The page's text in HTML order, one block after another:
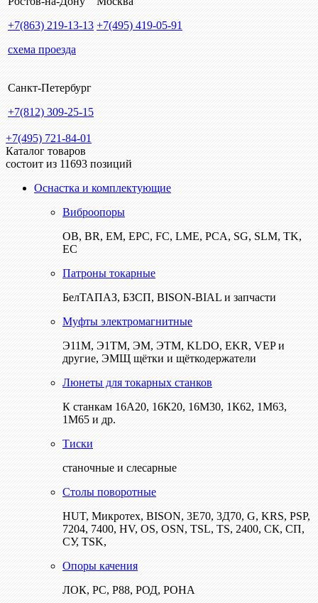
+7(863) 219-13-13
схема проезда
+7(495) 419-05-91
Санкт-Петербург
+7(812) 309-25-15
+7(495) 721-84-01
Каталог товаров
состоит из 11693 позиций
Оснастка и комплектующие
Виброопоры
ОВ, BR, EM, EPC, FC, LME, PCA, SG, SLM, TK,
EC
Патроны токарные
БелТАПАЗ, БЗСП, BISON-BIAL и запчасти
Муфты электромагнитные
Э11М, Э1ТМ, ЭМ, ЭТМ, KLDO, EKR, VEP и
другие, ЭМЩ щётки и щёткодержатели
Люнеты для токарных станков
К станкам 16А20, 16К20, 16М30, 1К62, 1М63,
1М65 и др.
Тиски
станочные и слесарные
Столы поворотные
HUT, Микротех, BISON, 3Е70, 3Д70, G, KRS, PSP,
7204, 7400, HV, OS, OSN, TSL, TS, 2400, СК, СП,
СУ, TSK,
Опоры качения
ЛОК, РС, Р88, РОД, РОНА